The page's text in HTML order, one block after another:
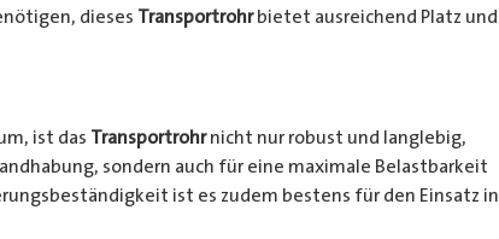
dieses Transportrohrbietet ausreichend Platz und
ist das Transportrohrnicht nur robust und langlebig,
sondern auch für eine maximale Belastbarkeit
ist es zudem bestens für den Einsatz in